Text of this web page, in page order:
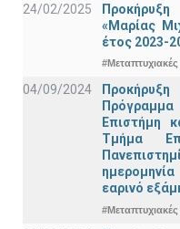
24/02/2025
«Μαρίας
έτος 2023-
04/09/2024
Επιστήμη
Τμήμα
εαρινό